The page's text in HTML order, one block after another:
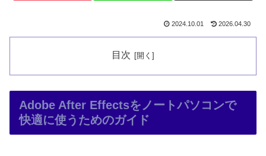
2024.10.01 2026.04.30
目次
Adobe After Effectsをノートパソコンで
快適に使うためのガイド